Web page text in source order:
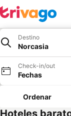
Destino
Norcasia
Check-in/out
Fechas
Ordenar
Hoteles